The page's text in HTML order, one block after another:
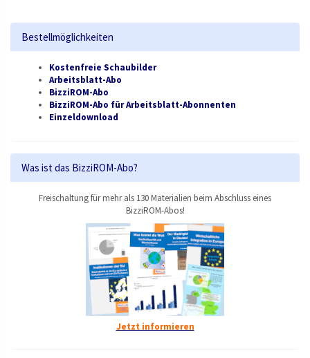
Bestellmöglichkeiten
Kostenfreie Schaubilder
Arbeitsblatt-Abo
BizziROM-Abo
BizziROM-Abo für Arbeitsblatt-Abonnenten
Einzeldownload
Was ist das BizziROM-Abo?
Freischaltung für mehr als 130 Materialien beim Abschluss eines
BizziROM-Abos!
Jetzt informieren